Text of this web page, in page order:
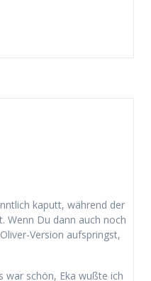
kaputt, während der
Wenn Du dann auch noch
Version aufspringst,
war schön, Eka wußte ich